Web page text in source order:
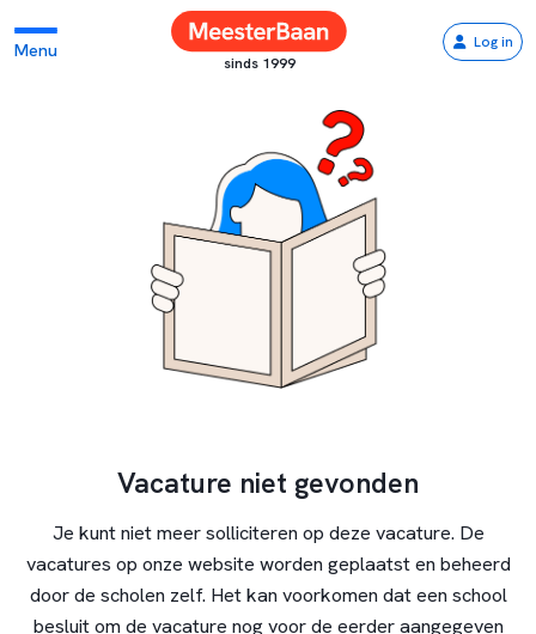
Menu
sinds 1999
Log in
Vacature niet gevonden
Je kunt niet meer solliciteren op deze vacature. De
vacatures op onze website worden geplaatst en beheerd
door de scholen zelf. Het kan voorkomen dat een school
besluit om de vacature nog voor de eerder aangegeven